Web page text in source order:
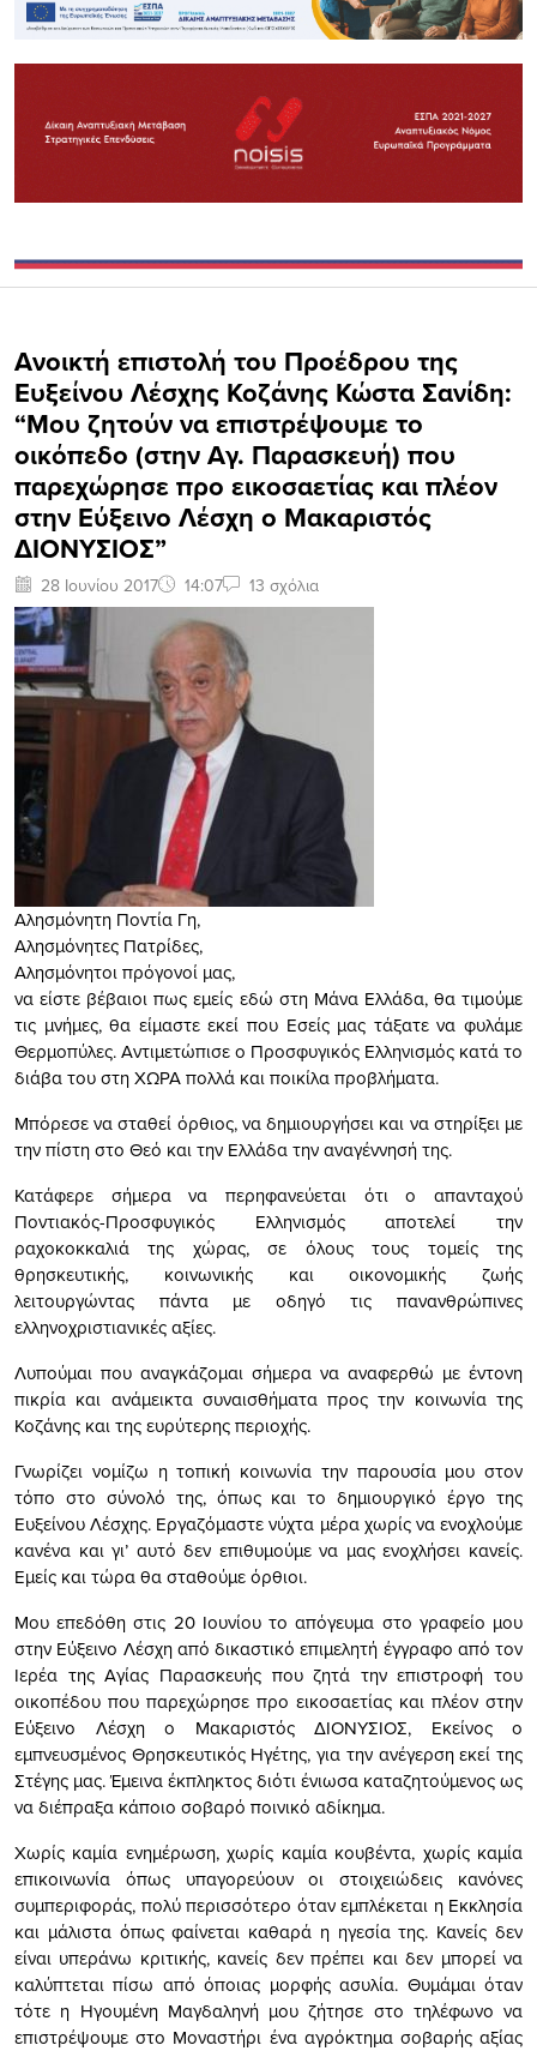
Ανοικτή επιστολή του Προέδρου της
Ευξείνου Λέσχης Κοζάνης Κώστα Σανίδη:
“Moυ ζητούν να επιστρέψουμε το
οικόπεδο (στην Αγ. Παρασκευή) που
παρεχώρησε προ εικοσαετίας και πλέον
στην Εύξεινο Λέσχη ο Μακαριστός
ΔΙΟΝΥΣΙΟΣ”
28 Ιουνίου 2017 14:07 13 σχόλια
Αλησμόνητη Ποντία Γη,
Αλησμόνητες Πατρίδες,
Αλησμόνητοι πρόγονοί μας,
να είστε βέβαιοι πως εμείς εδώ στη Μάνα Ελλάδα, θα τιμούμε
τις μνήμες, θα είμαστε εκεί που Εσείς μας τάξατε να φυλάμε
Θερμοπύλες. Αντιμετώπισε ο Προσφυγικός Ελληνισμός κατά το
διάβα του στη ΧΩΡΑ πολλά και ποικίλα προβλήματα.
Μπόρεσε να σταθεί όρθιος, να δημιουργήσει και να στηρίξει με
την πίστη στο Θεό και την Ελλάδα την αναγέννησή της.
Κατάφερε σήμερα να περηφανεύεται ότι ο απανταχού
Ποντιακός-Προσφυγικός Ελληνισμός αποτελεί την
ραχοκοκκαλιά της χώρας, σε όλους τους τομείς της
θρησκευτικής, κοινωνικής και οικονομικής ζωής
λειτουργώντας πάντα με οδηγό τις πανανθρώπινες
ελληνοχριστιανικές αξίες.
Λυπούμαι που αναγκάζομαι σήμερα να αναφερθώ με έντονη
πικρία και ανάμεικτα συναισθήματα προς την κοινωνία της
Κοζάνης και της ευρύτερης περιοχής.
Γνωρίζει νομίζω η τοπική κοινωνία την παρουσία μου στον
τόπο στο σύνολό της, όπως και το δημιουργικό έργο της
Ευξείνου Λέσχης. Εργαζόμαστε νύχτα μέρα χωρίς να ενοχλούμε
κανένα και γι’ αυτό δεν επιθυμούμε να μας ενοχλήσει κανείς.
Εμείς και τώρα θα σταθούμε όρθιοι.
Μου επεδόθη στις 20 Ιουνίου το απόγευμα στο γραφείο μου
στην Εύξεινο Λέσχη από δικαστικό επιμελητή έγγραφο από τον
Ιερέα της Αγίας Παρασκευής που ζητά την επιστροφή του
οικοπέδου που παρεχώρησε προ εικοσαετίας και πλέον στην
Εύξεινο Λέσχη ο Μακαριστός ΔΙΟΝΥΣΙΟΣ, Εκείνος ο
εμπνευσμένος Θρησκευτικός Ηγέτης, για την ανέγερση εκεί της
Στέγης μας. Έμεινα έκπληκτος διότι ένιωσα καταζητούμενος ως
να διέπραξα κάποιο σοβαρό ποινικό αδίκημα.
Χωρίς καμία ενημέρωση, χωρίς καμία κουβέντα, χωρίς καμία
επικοινωνία όπως υπαγορεύουν οι στοιχειώδεις κανόνες
συμπεριφοράς, πολύ περισσότερο όταν εμπλέκεται η Εκκλησία
και μάλιστα όπως φαίνεται καθαρά η ηγεσία της. Κανείς δεν
είναι υπεράνω κριτικής, κανείς δεν πρέπει και δεν μπορεί να
καλύπτεται πίσω από όποιας μορφής ασυλία. Θυμάμαι όταν
τότε η Ηγουμένη Μαγδαληνή μου ζήτησε στο τηλέφωνο να
επιστρέψουμε στο Μοναστήρι ένα αγρόκτημα σοβαρής αξίας